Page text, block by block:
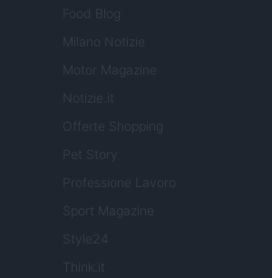
Food Blog
Milano Notizie
Motor Magazine
Notizie.it
Offerte Shopping
Professione Lavoro
Sport Magazine
Style24
Think.it